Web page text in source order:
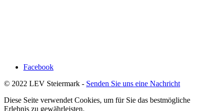
Facebook
© 2022 LEV Steiermark - Senden Sie uns eine Nachricht
Diese Seite verwendet Cookies, um für Sie das bestmögliche
Erlebnis zu gewährleisten.